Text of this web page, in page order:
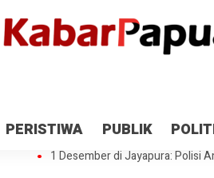
PERISTIWA PUBLIK
Antisipasi 1 Desember, TNI Polri
Gedung Perpustakaan SMPN 5
1 Desember di Jayapura: Polisi